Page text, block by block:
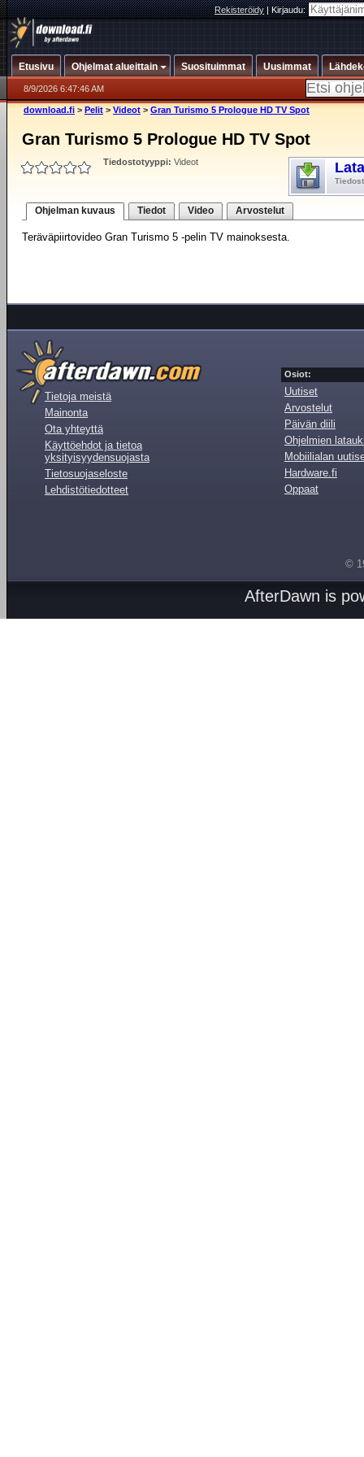
Rekisteröidy|Kirjaudu:
Etusivu Ohjelmat alueittain Suosituimmat Uusimmat
8/9/2026 6:47:46 AM
download.fi > Pelit > Videot > Gran Turismo 5 Prologue HD TV Spot
Gran Turismo 5 Prologue HD TV Spot
Tiedostotyyppi: Videot
Ohjelman kuvaus Tiedot Video Arvostelut
Teräväpiirtovideo Gran Turismo 5 -pelin TV mainoksesta.
Tietoja meistä
Mainonta
Ota yhteyttä
Käyttöehdot ja tietoa
yksityisyydensuojasta
Tietosuojaseloste
Lehdistötiedotteet
Osiot:
Uutiset
Arvostelut
Päivän diili
Ohjelmien
Mobiilialan
Hardware.fi
Oppaat
©
AfterDawn is